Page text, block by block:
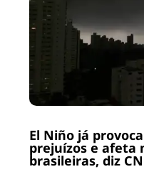
El Niño já
prejuízos e afeta
brasileiras, diz